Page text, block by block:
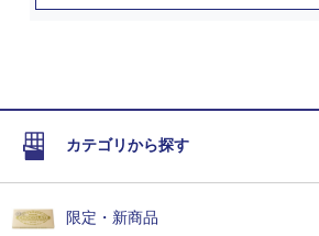
カテゴリから探す
限定・新商品